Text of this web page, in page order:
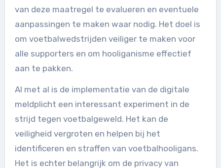
van deze maatregel te evalueren en eventuele
aanpassingen te maken waar nodig. Het doel is
om voetbalwedstrijden veiliger te maken voor
alle supporters en om hooliganisme effectief
aan te pakken.
Al met al is de implementatie van de digitale
meldplicht een interessant experiment in de
strijd tegen voetbalgeweld. Het kan de
veiligheid vergroten en helpen bij het
identificeren en straffen van voetbalhooligans.
Het is echter belangrijk om de privacy van